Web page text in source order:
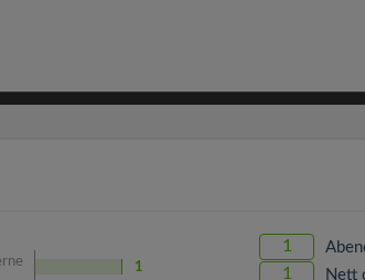
1
1
1 Nett